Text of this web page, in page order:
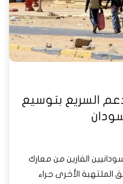
السريع بتوسيع
السودانيين الفارين من معارك
الملتهبة الأخرى جراء